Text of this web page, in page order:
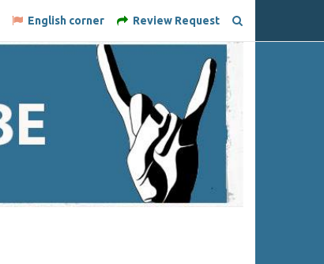
English corner Review Request